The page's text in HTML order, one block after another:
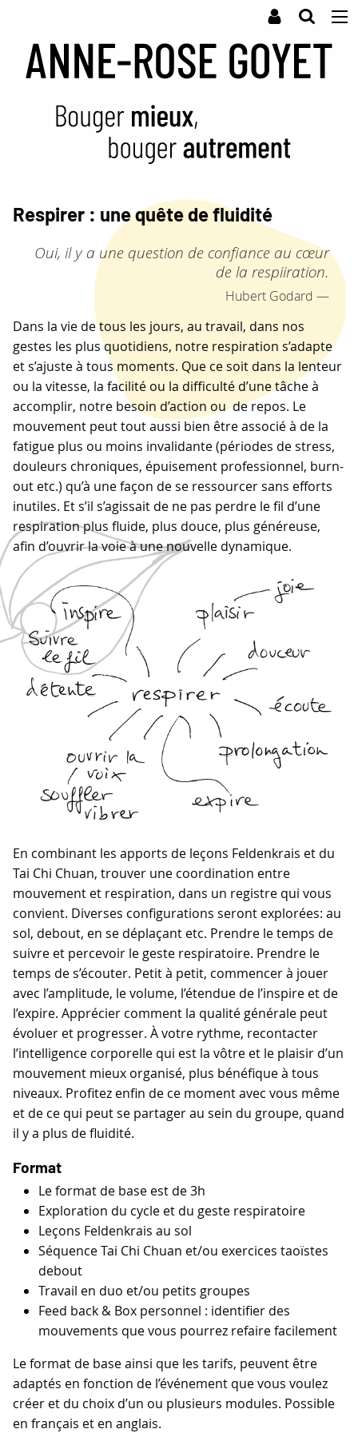
Respirer : une quête de fluidité
Oui, il y a une question de confiance au cœur
de la respiiration.
Hubert Godard
Dans la vie de tous les jours, au travail, dans nos
gestes les plus quotidiens, notre respiration s’adapte
et s’ajuste à tous moments. Que ce soit dans la lenteur
ou la vitesse, la facilité ou la difficulté d’une tâche à
accomplir, notre besoin d’action ou de repos. Le
mouvement peut tout aussi bien être associé à de la
fatigue plus ou moins invalidante (périodes de stress,
douleurs chroniques, épuisement professionnel, burn-
out etc.) qu’à une façon de se ressourcer sans efforts
inutiles. Et s’il s’agissait de ne pas perdre le fil d’une
respiration plus fluide, plus douce, plus généreuse,
afin d’ouvrir la voie à une nouvelle dynamique.
En combinant les apports de leçons Feldenkrais et du
Tai Chi Chuan, trouver une coordination entre
mouvement et respiration, dans un registre qui vous
convient. Diverses configurations seront explorées: au
sol, debout, en se déplaçant etc. Prendre le temps de
suivre et percevoir le geste respiratoire. Prendre le
temps de s’écouter. Petit à petit, commencer à jouer
avec l’amplitude, le volume, l’étendue de l’inspire et de
l’expire. Apprécier comment la qualité générale peut
évoluer et progresser. À votre rythme, recontacter
l’intelligence corporelle qui est la vôtre et le plaisir d’un
mouvement mieux organisé, plus bénéfique à tous
niveaux. Profitez enfin de ce moment avec vous même
et de ce qui peut se partager au sein du groupe, quand
il y a plus de fluidité.
Format
Le format de base est de 3h
Exploration du cycle et du geste respiratoire
Leçons Feldenkrais au sol
Séquence Tai Chi Chuan et/ou exercices taoïstes
debout
Travail en duo et/ou petits groupes
Feed back & Box personnel : identifier des
mouvements que vous pourrez refaire facilement
Le format de base ainsi que les tarifs, peuvent être
adaptés en fonction de l’événement que vous voulez
créer et du choix d’un ou plusieurs modules. Possible
en français et en anglais.